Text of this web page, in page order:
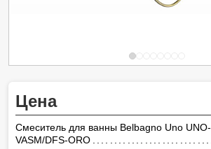
Цена
Смеситель для ванны Belbagno Uno UNO-
VASM/DFS-ORO